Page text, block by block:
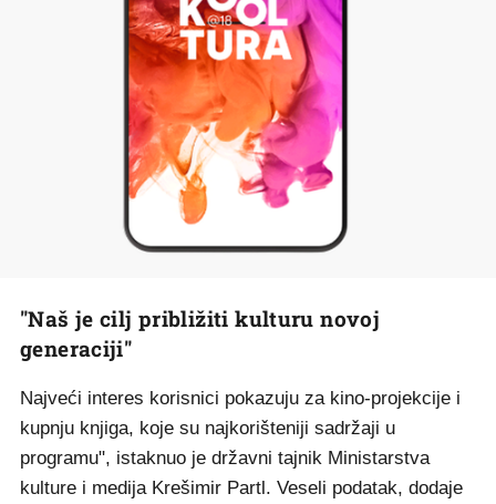
"Naš je cilj približiti kulturu novoj
generaciji"
Najveći interes korisnici pokazuju za kino-projekcije i
kupnju knjiga, koje su najkorišteniji sadržaji u
programu", istaknuo je državni tajnik Ministarstva
kulture i medija Krešimir Partl. Veseli podatak, dodaje